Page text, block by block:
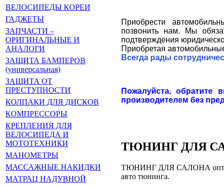
ВЕЛОСИПЕДЫ КОРЕИ
ГАДЖЕТЫ
ЗАПЧАСТИ –
ОРИГИНАЛЬНЫЕ И
АНАЛОГИ
ЗАЩИТА БАМПЕРОВ
(универсальная)
ЗАЩИТА ОТ
ПРЕСТУПНОСТИ
КОЛПАКИ ДЛЯ ДИСКОВ
КОМПРЕССОРЫ
КРЕПЛЕНИЯ ДЛЯ
ВЕЛОСИПЕДА И
МОТОТЕХНИКИ
МАНОМЕТРЫ
МАССАЖНЫЕ НАКИДКИ
МАТРАЦ НАДУВНОЙ
Приобрести
позвонить нам. Мы
подтверждения
Приобретая
Всегда рады
Пожалуйста, обратите
производителем без
ТЮНИНГ ДЛЯ
ТЮНИНГ ДЛЯ САЛОНА
авто тюнинга.